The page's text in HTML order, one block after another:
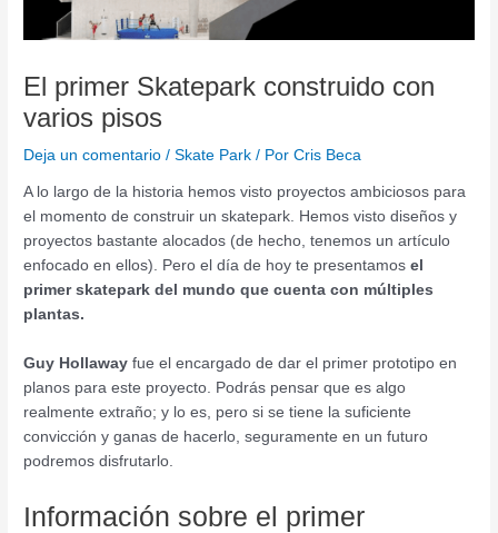
El primer Skatepark construido con
varios pisos
Deja un comentario /Skate Park / PorCris Beca
A lo largo de la historia hemos visto proyectos ambiciosos para
el momento de construir un skatepark. Hemos visto diseños y
proyectos bastante alocados (de hecho, tenemos un artículo
enfocado en ellos). Pero el día de hoy te presentamosel
primer skatepark del mundo que cuenta con múltiples
plantas.
Guy Hollaway fue el encargado de dar el primer prototipo en
planos para este proyecto. Podrás pensar que es algo
realmente extraño; y lo es, pero si se tiene la suficiente
convicción y ganas de hacerlo, seguramente en un futuro
podremos disfrutarlo.
Información sobre el primer